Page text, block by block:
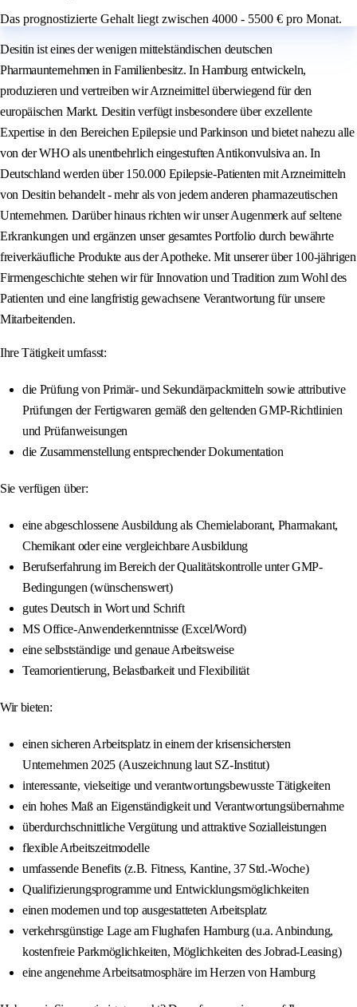
Das prognostizierte Gehalt liegt zwischen 4000 - 5500 € pro Monat.
Desitin ist eines der wenigen mittelständischen deutschen
Pharmaunternehmen in Familienbesitz. In Hamburg entwickeln,
produzieren und vertreiben wir Arzneimittel überwiegend für den
europäischen Markt. Desitin verfügt insbesondere über exzellente
Expertise in den Bereichen Epilepsie und Parkinson und bietet nahezu alle
von der WHO als unentbehrlich eingestuften Antikonvulsiva an. In
Deutschland werden über 150.000 Epilepsie-Patienten mit Arzneimitteln
von Desitin behandelt - mehr als von jedem anderen pharmazeutischen
Unternehmen. Darüber hinaus richten wir unser Augenmerk auf seltene
Erkrankungen und ergänzen unser gesamtes Portfolio durch bewährte
freiverkäufliche Produkte aus der Apotheke. Mit unserer über 100-jährigen
Firmengeschichte stehen wir für Innovation und Tradition zum Wohl des
Patienten und eine langfristig gewachsene Verantwortung für unsere
Mitarbeitenden.
Ihre Tätigkeit umfasst:
die Prüfung von Primär- und Sekundärpackmitteln sowie attributive
Prüfungen der Fertigwaren gemäß den geltenden GMP-Richtlinien
und Prüfanweisungen
die Zusammenstellung entsprechender Dokumentation
Sie verfügen über:
eine abgeschlossene Ausbildung als Chemielaborant, Pharmakant,
Chemikant oder eine vergleichbare Ausbildung
Berufserfahrung im Bereich der Qualitätskontrolle unter GMP-
Bedingungen (wünschenswert)
gutes Deutsch in Wort und Schrift
MS Office-Anwenderkenntnisse (Excel/Word)
eine selbstständige und genaue Arbeitsweise
Teamorientierung, Belastbarkeit und Flexibilität
Wir bieten:
einen sicheren Arbeitsplatz in einem der krisensichersten
Unternehmen 2025 (Auszeichnung laut SZ-Institut)
interessante, vielseitige und verantwortungsbewusste Tätigkeiten
ein hohes Maß an Eigenständigkeit und Verantwortungsübernahme
überdurchschnittliche Vergütung und attraktive Sozialleistungen
flexible Arbeitszeitmodelle
umfassende Benefits (z.B. Fitness, Kantine, 37 Std.-Woche)
Qualifizierungsprogramme und Entwicklungsmöglichkeiten
einen modernen und top ausgestatteten Arbeitsplatz
verkehrsgünstige Lage am Flughafen Hamburg (u.a. Anbindung,
kostenfreie Parkmöglichkeiten, Möglichkeiten des Jobrad-Leasing)
eine angenehme Arbeitsatmosphäre im Herzen von Hamburg